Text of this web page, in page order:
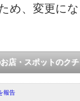
め、変更に
店・スポットのク
報告